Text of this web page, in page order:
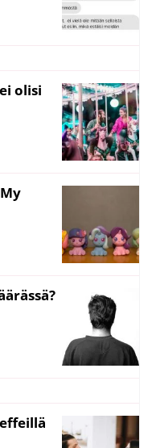
olisi